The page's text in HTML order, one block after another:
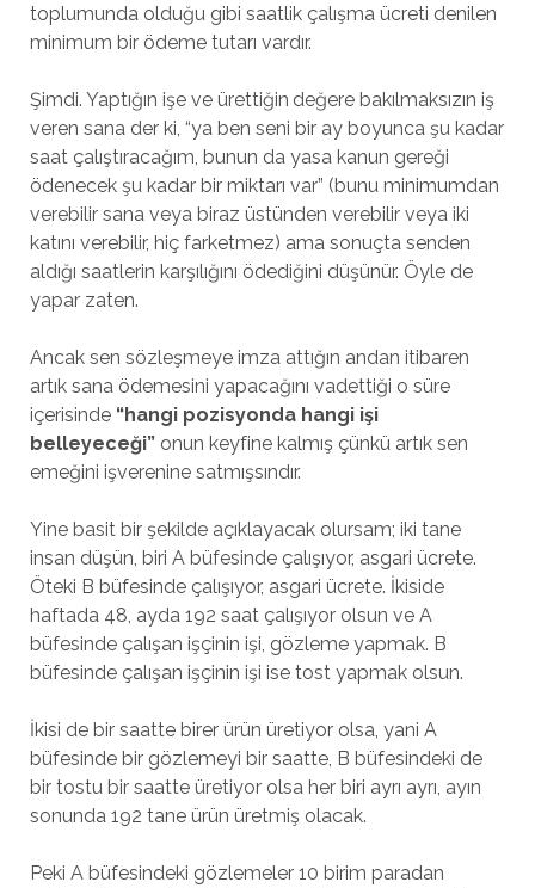
toplumunda olduğu gibi saatlik çalışma ücreti denilen
minimum bir ödeme tutarı vardır.
Şimdi. Yaptığın işe ve ürettiğin değere bakılmaksızın iş
veren sana der ki, “ya ben seni bir ay boyunca şu kadar
saat çalıştıracağım, bunun da yasa kanun gereği
ödenecek şu kadar bir miktarı var” (bunu minimumdan
verebilir sana veya biraz üstünden verebilir veya iki
katını verebilir, hiç farketmez) ama sonuçta senden
aldığı saatlerin karşılığını ödediğini düşünür. Öyle de
yapar zaten.
Ancak sen sözleşmeye imza attığın andan itibaren
artık sana ödemesini yapacağını vadettiği o süre
içerisinde “hangi pozisyonda hangi işi
belleyeceği”onun keyfine kalmış çünkü artık sen
emeğini işverenine satmışsındır.
Yine basit bir şekilde açıklayacak olursam; iki tane
insan düşün, biri A büfesinde çalışıyor, asgari ücrete.
Öteki B büfesinde çalışıyor, asgari ücrete. İkiside
haftada 48, ayda 192 saat çalışıyor olsun ve A
büfesinde çalışan işçinin işi, gözleme yapmak. B
büfesinde çalışan işçinin işi ise tost yapmak olsun.
İkisi de bir saatte birer ürün üretiyor olsa, yani A
büfesinde bir gözlemeyi bir saatte, B büfesindeki de
bir tostu bir saatte üretiyor olsa her biri ayrı ayrı, ayın
sonunda 192 tane ürün üretmiş olacak.
Peki A büfesindeki gözlemeler 10 birim paradan